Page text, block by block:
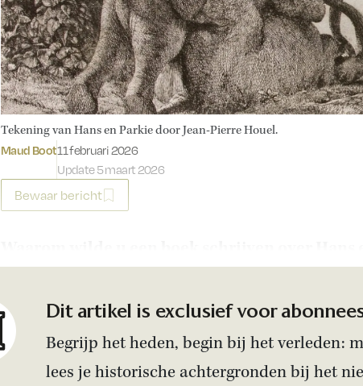
Tekening van Hans en Parkie door Jean-Pierre Houel.
Maud BootGepubliceerd op:
11 februari 2026
Update 5 maart 2026
Bewaar bericht
Dit artikel is exclusief voor
Begrijp het heden, begin bij het verleden:
lees je historische achtergronden bij het